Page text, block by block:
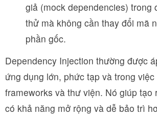
giả (mock dependencies) trong
thử mà không cần thay đổi mã
phần gốc.
Dependency Injection thường được
ứng dụng lớn, phức tạp và trong
frameworks và thư viện. Nó giúp tạo
có khả năng mở rộng và dễ bảo trì